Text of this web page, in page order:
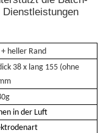
heller Rand
38 x lang 155 (ohne
in der Luft